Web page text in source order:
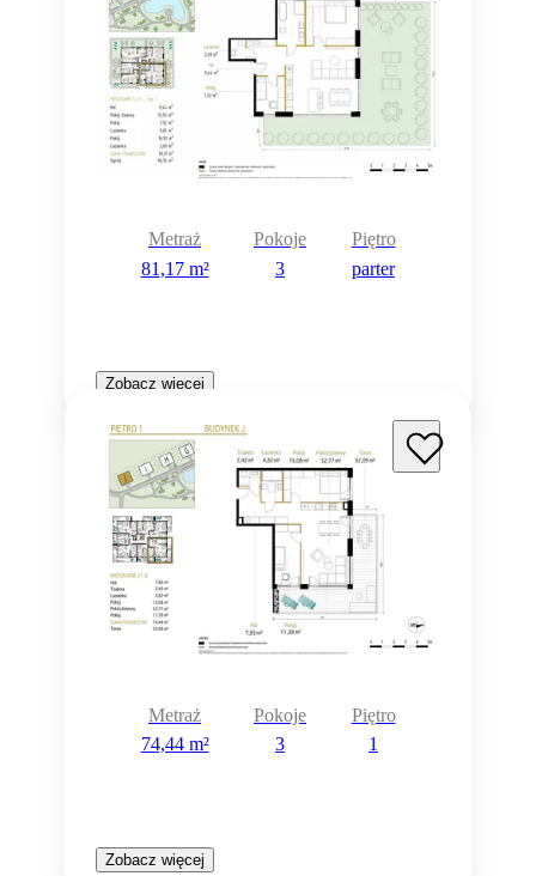
Metraż
81,17 m²
Pokoje
3
Piętro
parter
Zobacz więcej
Metraż
74,44 m²
Pokoje
3
Piętro
1
Zobacz więcej